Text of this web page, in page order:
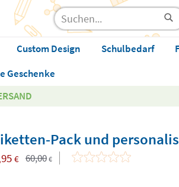
Custom Design Schulbedarf
Geschenke
Pack und
€ 60,00 €